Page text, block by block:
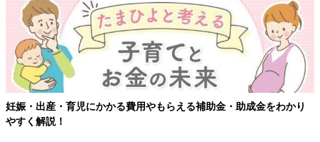
出典：Instagramアカウント「baby_o8o9」
Mayumi.Hさんはこちらのお洋服と靴下を、ご友人からプレゼン
トでいただいたんだそう。足元だけでなくえり元にも星が散りば
妊娠・出産・育児にかかる費用やもらえる補助金・助成金をわかり
やすく解説！